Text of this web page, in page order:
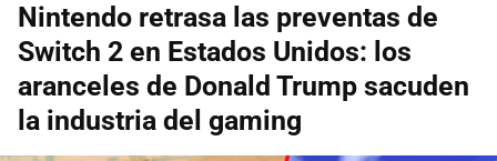
Nintendo retrasa las preventas de
Switch 2 en Estados Unidos: los
aranceles de Donald Trump sacuden
la industria del gaming